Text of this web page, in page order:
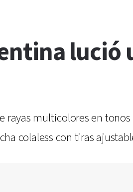
lució
rayas multicolores en tonos
colaless con tiras